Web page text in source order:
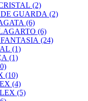
(2)
DE GUARDA (2)
(6)
(6)
(24)
(1)
(1)
(10)
(4)
(5)